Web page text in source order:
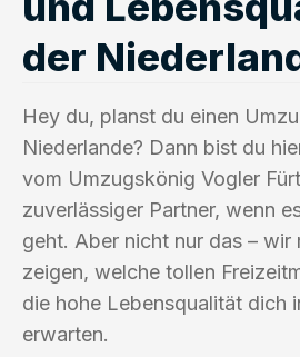
der
Hey du, planst du einen
Niederlande? Dann bist du
vom Umzugskönig Vogler
zuverlässiger Partner, wenn
geht. Aber nicht nur das – wir
zeigen, welche tollen
die hohe Lebensqualität dich
erwarten.